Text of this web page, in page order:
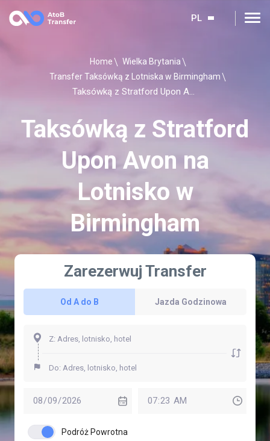
PL
Home
Wielka Brytania
Transfer Taksówką z Lotniska w Birmingham
Taksówką z Stratford Upon Avon na Lotnisko w Birmingham
Taksówką z Stratford
Upon Avon na
Lotnisko w
Birmingham
Zarezerwuj Transfer
Od A do B Jazda Godzinowa
Podróż Powrotna